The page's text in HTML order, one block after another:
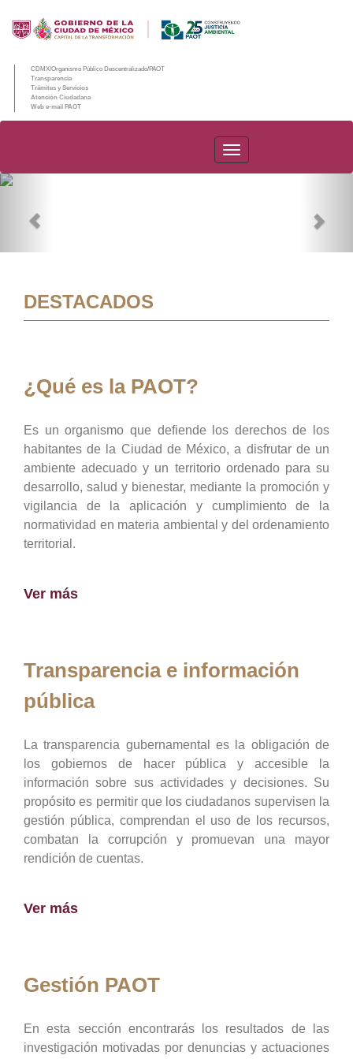
CDMX/Organismo Público Descentralizado/PAOT
Transparencia
Trámites y Servicios
Atención Ciudadana
Web e-mail PAOT
PAOT
DESTACADOS
¿Qué es la PAOT?
Es un organismo que defiende los derechos de los
habitantes de la Ciudad de México, a disfrutar de un
ambiente adecuado y un territorio ordenado para su
desarrollo, salud y bienestar, mediante la promoción y
vigilancia de la aplicación y cumplimiento de la
normatividad en materia ambiental y del ordenamiento
territorial.
Ver más
Transparencia e información
pública
La transparencia gubernamental es la obligación de
los gobiernos de hacer pública y accesible la
información sobre sus actividades y decisiones. Su
propósito es permitir que los ciudadanos supervisen la
gestión pública, comprendan el uso de los recursos,
combatan la corrupción y promuevan una mayor
rendición de cuentas.
Ver más
Gestión PAOT
En esta sección encontrarás los resultados de las
investigación motivadas por denuncias y actuaciones